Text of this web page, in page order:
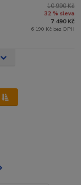
10 990 Kč
32 % sleva
7 490 Kč
6 190 Kč bez DPH